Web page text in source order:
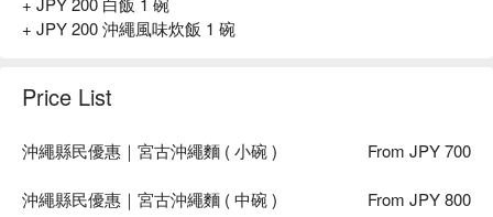
+ JPY 200 沖繩風味炊飯 1 碗
Price List
沖繩縣民優惠｜宮古沖繩麵 ( 小碗 ) From JPY 700
沖繩縣民優惠｜宮古沖繩麵 ( 中碗 ) From JPY 800